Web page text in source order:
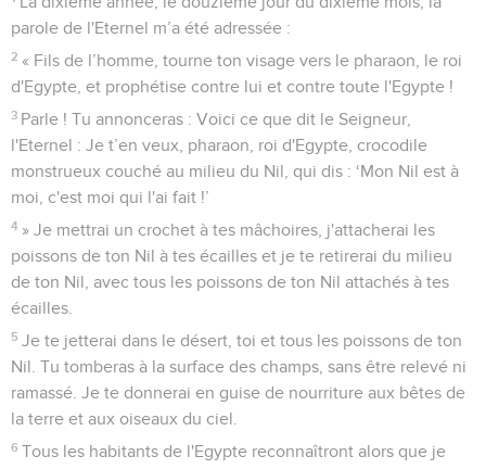
parole de l'Eternel m’a été adressée :
2 « Fils de l’homme, tourne ton visage vers le pharaon, le roi
d'Egypte, et prophétise contre lui et contre toute l'Egypte !
3 Parle ! Tu annonceras : Voici ce que dit le Seigneur,
l'Eternel : Je t’en veux, pharaon, roi d'Egypte, crocodile
monstrueux couché au milieu du Nil, qui dis : ‘Mon Nil est à
moi, c'est moi qui l'ai fait !’
4 » Je mettrai un crochet à tes mâchoires, j'attacherai les
poissons de ton Nil à tes écailles et je te retirerai du milieu
de ton Nil, avec tous les poissons de ton Nil attachés à tes
écailles.
5 Je te jetterai dans le désert, toi et tous les poissons de ton
Nil. Tu tomberas à la surface des champs, sans être relevé ni
ramassé. Je te donnerai en guise de nourriture aux bêtes de
la terre et aux oiseaux du ciel.
6 Tous les habitants de l'Egypte reconnaîtront alors que je